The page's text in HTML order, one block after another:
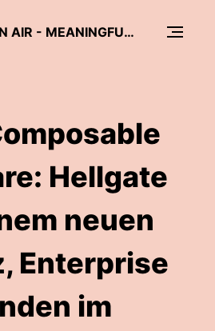
ARRTIST ON AIR - MEANINGFUL CONVERSATIONS WITH SOFTWARE & AI LEADERS
Hellgate
neuen
Enterprise
im